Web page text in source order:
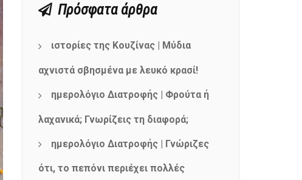
Πρόσφατα άρθρα
ιστορίες της Κουζίνας | Μύδια
αχνιστά σβησμένα με λευκό κρασί!
ημερολόγιο Διατροφής | Φρούτα ή
λαχανικά; Γνωρίζεις τη διαφορά;
ημερολόγιο Διατροφής | Γνώριζες
ότι, το πεπόνι περιέχει πολλές